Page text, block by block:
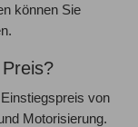
können Sie
von
Motorisierung.